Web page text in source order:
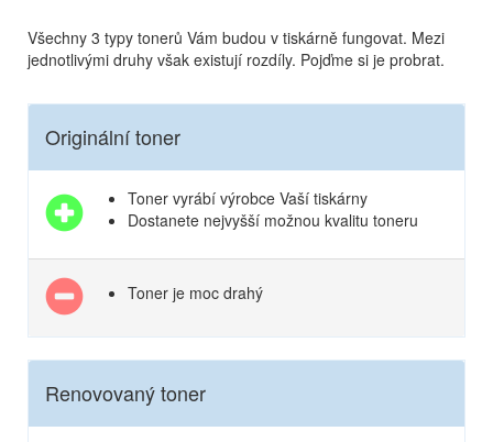
Všechny 3 typy tonerů Vám budou v tiskárně fungovat. Mezi
jednotlivými druhy však existují rozdíly. Pojďme si je probrat.
Originální toner
Toner vyrábí výrobce Vaší tiskárny
Dostanete nejvyšší možnou kvalitu toneru
Toner je moc drahý
Renovovaný toner